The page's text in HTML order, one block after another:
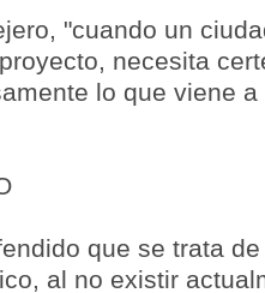
"cuando un
necesita
lo que viene
que se trata
al no existir